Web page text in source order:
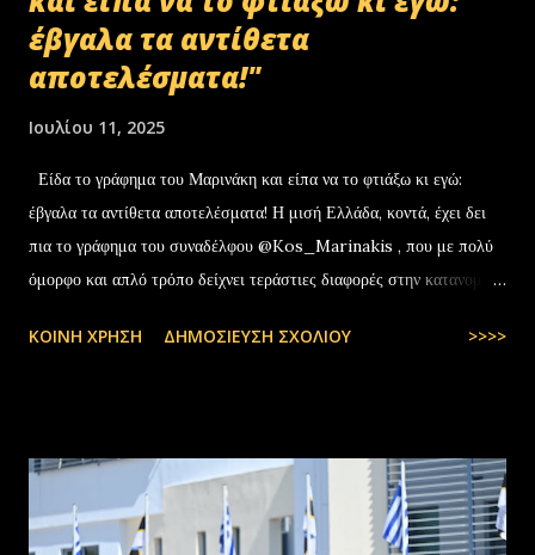
έβγαλα τα αντίθετα
αποτελέσματα!"
Ιουλίου 11, 2025
Είδα το γράφημα του Μαρινάκη και είπα να το φτιάξω κι εγώ:
έβγαλα τα αντίθετα αποτελέσματα! Η μισή Ελλάδα, κοντά, έχει δει
πια το γράφημα του συναδέλφου @Kos_Marinakis , που με πολύ
όμορφο και απλό τρόπο δείχνει τεράστιες διαφορές στην κατανομή
— Stefanos Tyros (@StefanosTyros) July 11, 2025
ΚΟΙΝΉ ΧΡΉΣΗ ΔΗΜΟΣΊΕΥΣΗ ΣΧΟΛΊΟΥ >>>>